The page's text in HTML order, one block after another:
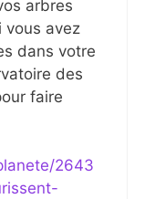
arbres
vous avez
dans votre
des
faire
2643